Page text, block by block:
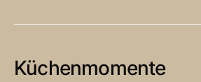
Küchenmomente